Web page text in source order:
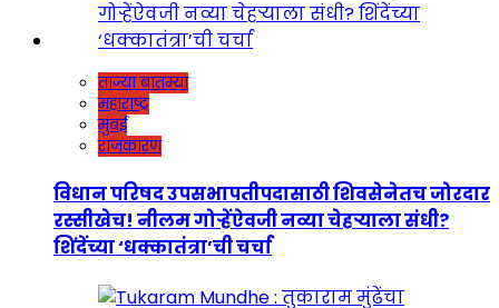
ताज्या बातम्या
महाराष्ट्र
मुंबई
राजकारण
विधान परिषद उपसभापतीपदासाठी शिवसेनेतच जोरदार
रस्सीखेच! नीलम गोऱ्हेंऐवजी नव्या चेहऱ्याला संधी?
शिंदेंच्या ‘धक्कातंत्रा’ची चर्चा